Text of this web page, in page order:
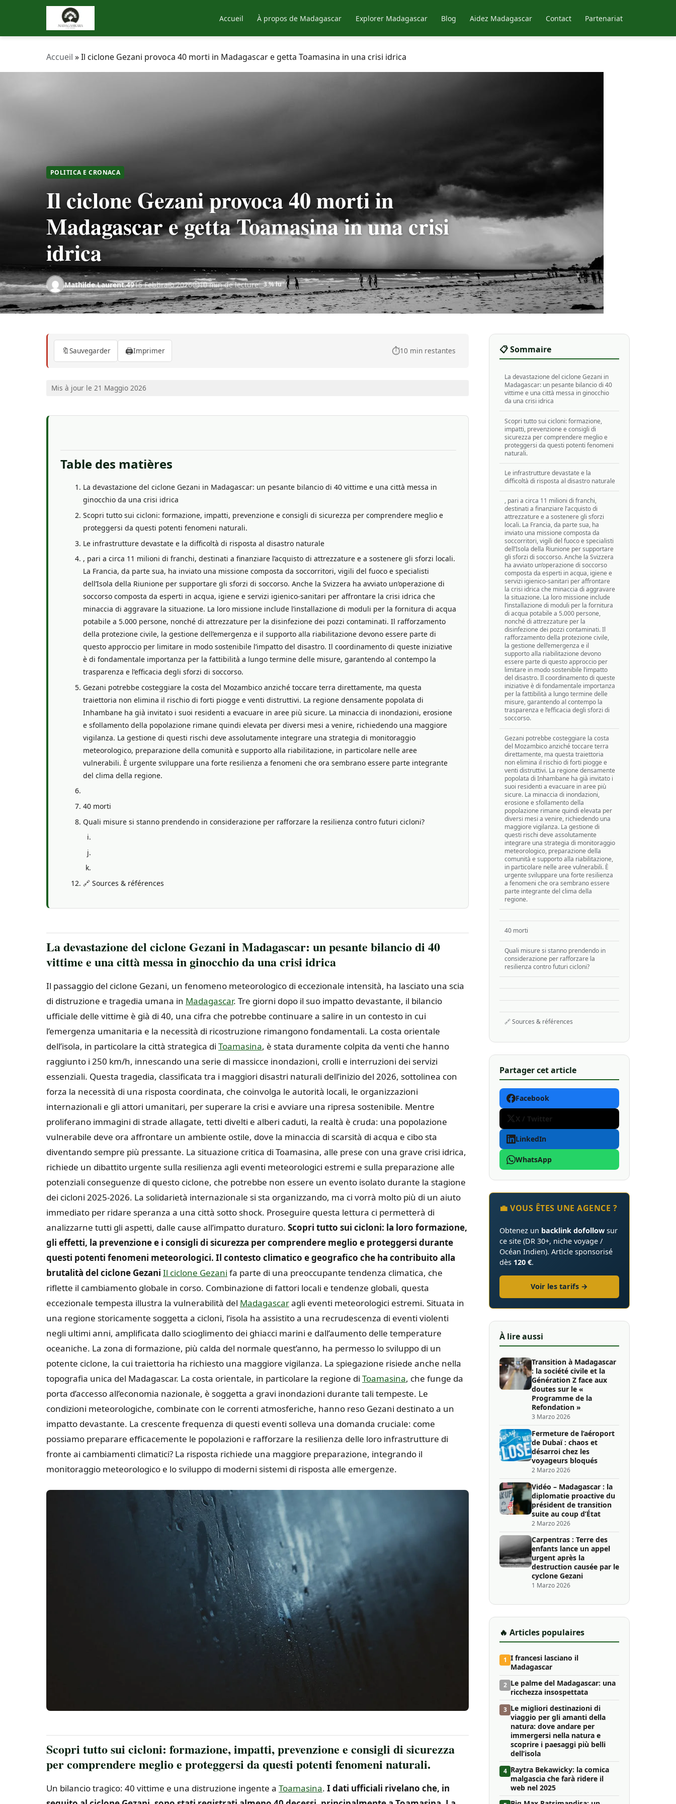
Accueil À propos de Madagascar Explorer Madagascar Blog Aidez Madagascar Contact Partenariat
Accueil »Il ciclone Gezani provoca 40 morti in Madagascar e getta Toamasina in una crisi idrica
POLITICA E CRONACA
Il ciclone Gezani provoca 40 morti in
Madagascar e getta Toamasina in una crisi
idrica
Mathilde.Laurent.4915 Febbraio 2026 10 min de lecture 3 % lu
🔖 Sauvegarder 🖨️Imprimer ⏱️10 min restantes
Mis à jour le 21 Maggio 2026
Table des matières
La devastazione del ciclone Gezani in Madagascar: un pesante bilancio di 40 vittime e una città messa in
ginocchio da una crisi idrica
Scopri tutto sui cicloni: formazione, impatti, prevenzione e consigli di sicurezza per comprendere meglio e
proteggersi da questi potenti fenomeni naturali.
Le infrastrutture devastate e la difficoltà di risposta al disastro naturale
, pari a circa 11 milioni di franchi, destinati a finanziare l’acquisto di attrezzature e a sostenere gli sforzi locali.
La Francia, da parte sua, ha inviato una missione composta da soccorritori, vigili del fuoco e specialisti
dell’Isola della Riunione per supportare gli sforzi di soccorso. Anche la Svizzera ha avviato un’operazione di
soccorso composta da esperti in acqua, igiene e servizi igienico-sanitari per affrontare la crisi idrica che
minaccia di aggravare la situazione. La loro missione include l’installazione di moduli per la fornitura di acqua
potabile a 5.000 persone, nonché di attrezzature per la disinfezione dei pozzi contaminati. Il rafforzamento
della protezione civile, la gestione dell’emergenza e il supporto alla riabilitazione devono essere parte di
questo approccio per limitare in modo sostenibile l’impatto del disastro. Il coordinamento di queste iniziative
è di fondamentale importanza per la fattibilità a lungo termine delle misure, garantendo al contempo la
trasparenza e l’efficacia degli sforzi di soccorso.
Gezani potrebbe costeggiare la costa del Mozambico anziché toccare terra direttamente, ma questa
traiettoria non elimina il rischio di forti piogge e venti distruttivi. La regione densamente popolata di
Inhambane ha già invitato i suoi residenti a evacuare in aree più sicure. La minaccia di inondazioni, erosione
e sfollamento della popolazione rimane quindi elevata per diversi mesi a venire, richiedendo una maggiore
vigilanza. La gestione di questi rischi deve assolutamente integrare una strategia di monitoraggio
meteorologico, preparazione della comunità e supporto alla riabilitazione, in particolare nelle aree
vulnerabili. È urgente sviluppare una forte resilienza a fenomeni che ora sembrano essere parte integrante
del clima della regione.
40 morti
Quali misure si stanno prendendo in considerazione per rafforzare la resilienza contro futuri cicloni?
🔗 Sources & références
La devastazione del ciclone Gezani in Madagascar: un pesante bilancio di 40
vittime e una città messa in ginocchio da una crisi idrica
Il passaggio del ciclone Gezani, un fenomeno meteorologico di eccezionale intensità, ha lasciato una scia
di distruzione e tragedia umana in Madagascar. Tre giorni dopo il suo impatto devastante, il bilancio
ufficiale delle vittime è già di 40, una cifra che potrebbe continuare a salire in un contesto in cui
l’emergenza umanitaria e la necessità di ricostruzione rimangono fondamentali. La costa orientale
dell’isola, in particolare la città strategica di Toamasina, è stata duramente colpita da venti che hanno
raggiunto i 250 km/h, innescando una serie di massicce inondazioni, crolli e interruzioni dei servizi
essenziali. Questa tragedia, classificata tra i maggiori disastri naturali dell’inizio del 2026, sottolinea con
forza la necessità di una risposta coordinata, che coinvolga le autorità locali, le organizzazioni
internazionali e gli attori umanitari, per superare la crisi e avviare una ripresa sostenibile. Mentre
proliferano immagini di strade allagate, tetti divelti e alberi caduti, la realtà è cruda: una popolazione
vulnerabile deve ora affrontare un ambiente ostile, dove la minaccia di scarsità di acqua e cibo sta
diventando sempre più pressante. La situazione critica di Toamasina, alle prese con una grave crisi idrica,
richiede un dibattito urgente sulla resilienza agli eventi meteorologici estremi e sulla preparazione alle
potenziali conseguenze di questo ciclone, che potrebbe non essere un evento isolato durante la stagione
dei cicloni 2025-2026. La solidarietà internazionale si sta organizzando, ma ci vorrà molto più di un aiuto
immediato per ridare speranza a una città sotto shock. Proseguire questa lettura ci permetterà di
analizzarne tutti gli aspetti, dalle cause all’impatto duraturo. Scopri tutto sui cicloni: la loro formazione,
gli effetti, la prevenzione e i consigli di sicurezza per comprendere meglio e proteggersi durante
questi potenti fenomeni meteorologici. Il contesto climatico e geografico che ha contribuito alla
brutalità del ciclone Gezani Il ciclone Gezani fa parte di una preoccupante tendenza climatica, che
riflette il cambiamento globale in corso. Combinazione di fattori locali e tendenze globali, questa
eccezionale tempesta illustra la vulnerabilità del Madagascaragli eventi meteorologici estremi. Situata in
una regione storicamente soggetta a cicloni, l’isola ha assistito a una recrudescenza di eventi violenti
negli ultimi anni, amplificata dallo scioglimento dei ghiacci marini e dall’aumento delle temperature
oceaniche. La zona di formazione, più calda del normale quest’anno, ha permesso lo sviluppo di un
potente ciclone, la cui traiettoria ha richiesto una maggiore vigilanza. La spiegazione risiede anche nella
topografia unica del Madagascar. La costa orientale, in particolare la regione di Toamasina, che funge da
porta d’accesso all’economia nazionale, è soggetta a gravi inondazioni durante tali tempeste. Le
condizioni meteorologiche, combinate con le correnti atmosferiche, hanno reso Gezani destinato a un
impatto devastante. La crescente frequenza di questi eventi solleva una domanda cruciale: come
possiamo preparare efficacemente le popolazioni e rafforzare la resilienza delle loro infrastrutture di
fronte ai cambiamenti climatici? La risposta richiede una maggiore preparazione, integrando il
monitoraggio meteorologico e lo sviluppo di moderni sistemi di risposta alle emergenze.
Scopri tutto sui cicloni: formazione, impatti, prevenzione e consigli di sicurezza
per comprendere meglio e proteggersi da questi potenti fenomeni naturali.
Un bilancio tragico: 40 vittime e una distruzione ingente a Toamasina. I dati ufficiali rivelano che, in
📋 Sommaire
La devastazione del ciclone Gezani in
Madagascar: un pesante bilancio di 40
vittime e una città messa in ginocchio
da una crisi idrica
Scopri tutto sui cicloni: formazione,
impatti, prevenzione e consigli di
sicurezza per comprendere meglio e
proteggersi da questi potenti fenomeni
naturali.
Le infrastrutture devastate e la
difficoltà di risposta al disastro naturale
, pari a circa 11 milioni di franchi,
destinati a finanziare l’acquisto di
attrezzature e a sostenere gli sforzi
locali. La Francia, da parte sua, ha
inviato una missione composta da
soccorritori, vigili del fuoco e specialisti
dell’Isola della Riunione per supportare
gli sforzi di soccorso. Anche la Svizzera
ha avviato un’operazione di soccorso
composta da esperti in acqua, igiene e
servizi igienico-sanitari per affrontare
la crisi idrica che minaccia di aggravare
la situazione. La loro missione include
l’installazione di moduli per la fornitura
di acqua potabile a 5.000 persone,
nonché di attrezzature per la
disinfezione dei pozzi contaminati. Il
rafforzamento della protezione civile,
la gestione dell’emergenza e il
supporto alla riabilitazione devono
essere parte di questo approccio per
limitare in modo sostenibile l’impatto
del disastro. Il coordinamento di queste
iniziative è di fondamentale importanza
per la fattibilità a lungo termine delle
misure, garantendo al contempo la
trasparenza e l’efficacia degli sforzi di
soccorso.
Gezani potrebbe costeggiare la costa
del Mozambico anziché toccare terra
direttamente, ma questa traiettoria
non elimina il rischio di forti piogge e
venti distruttivi. La regione densamente
popolata di Inhambane ha già invitato i
suoi residenti a evacuare in aree più
sicure. La minaccia di inondazioni,
erosione e sfollamento della
popolazione rimane quindi elevata per
diversi mesi a venire, richiedendo una
maggiore vigilanza. La gestione di
questi rischi deve assolutamente
integrare una strategia di monitoraggio
meteorologico, preparazione della
comunità e supporto alla riabilitazione,
in particolare nelle aree vulnerabili. È
urgente sviluppare una forte resilienza
a fenomeni che ora sembrano essere
parte integrante del clima della
regione.
40 morti
Quali misure si stanno prendendo in
considerazione per rafforzare la
resilienza contro futuri cicloni?
🔗 Sources & références
Partager cet article
Facebook
X / Twitter
LinkedIn
WhatsApp
💼 VOUS ÊTES UNE AGENCE ?
Obtenez un backlink dofollow sur
ce site (DR 30+, niche voyage /
Océan Indien). Article sponsorisé
dès 120 €.
Voir les tarifs →
À lire aussi
Transition à Madagascar
: la société civile et la
Génération Z face aux
doutes sur le «
Programme de la
Refondation »
3 Marzo 2026
Fermeture de l’aéroport
de Dubaï : chaos et
désarroi chez les
voyageurs bloqués
2 Marzo 2026
Vidéo – Madagascar : la
diplomatie proactive du
président de transition
suite au coup d’État
2 Marzo 2026
Carpentras : Terre des
enfants lance un appel
urgent après la
destruction causée par le
cyclone Gezani
1 Marzo 2026
🔥 Articles populaires
1 I francesi lasciano il
Madagascar
2 Le palme del Madagascar: una
ricchezza insospettata
3 Le migliori destinazioni di
viaggio per gli amanti della
natura: dove andare per
immergersi nella natura e
scoprire i paesaggi più belli
dell’isola
4 Raytra Bekawicky: la comica
malgascia che farà ridere il
web nel 2025